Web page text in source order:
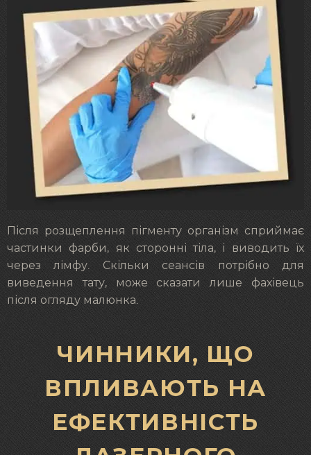
Після розщеплення пігменту організм сприймає
частинки фарби, як сторонні тіла, і виводить їх
через лімфу. Скільки сеансів потрібно для
виведення тату, може сказати лише фахівець
після огляду малюнка.
ЧИННИКИ, ЩО
ВПЛИВАЮТЬ НА
ЕФЕКТИВНІСТЬ